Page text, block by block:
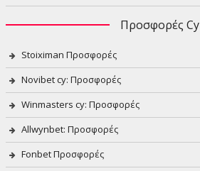
Προσφορές Cy
Stoiximan Προσφορές
Novibet cy: Προσφορές
Winmasters cy: Προσφορές
Allwynbet: Προσφορές
Fonbet Προσφορές